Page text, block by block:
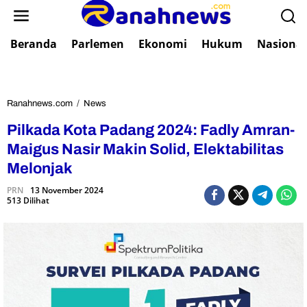
Beranda Parlemen Ekonomi Hukum Nasional
Ranahnews.com / News
l
k
a
P
Pilkada Kota Padang 2024: Fadly Amran-
Maigus Nasir Makin Solid, Elektabilitas
Melonjak
PRN
13 November 2024
513 Dilihat